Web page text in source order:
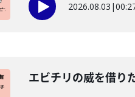
2026.08.03 |
エビチリの威を借り